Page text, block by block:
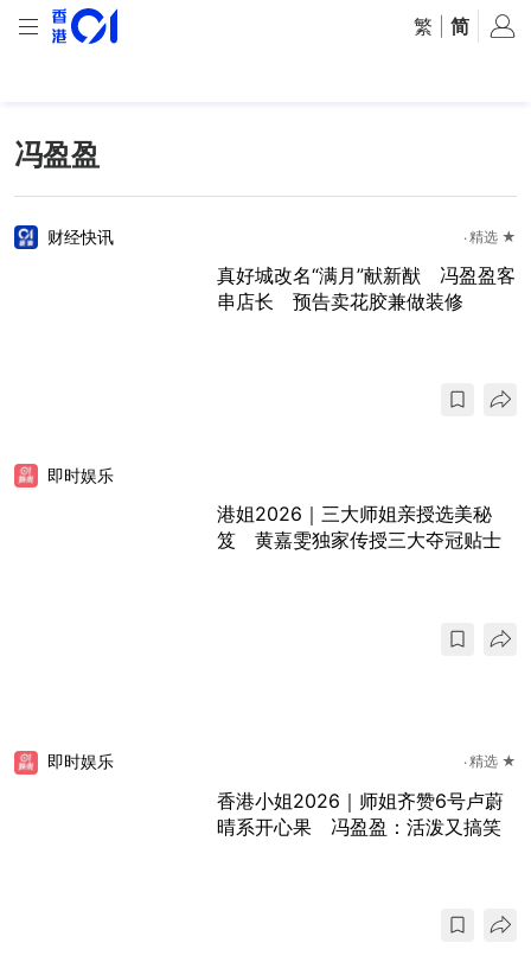
繁 简
冯盈盈
财经快讯 精选 ★
真好城改名“满月”献新猷 冯盈盈客
串店长 预告卖花胶兼做装修
即时娱乐
港姐2026｜三大师姐亲授选美秘
笈 黄嘉雯独家传授三大夺冠贴士
即时娱乐 精选 ★
香港小姐2026｜师姐齐赞6号卢蔚
晴系开心果 冯盈盈：活泼又搞笑